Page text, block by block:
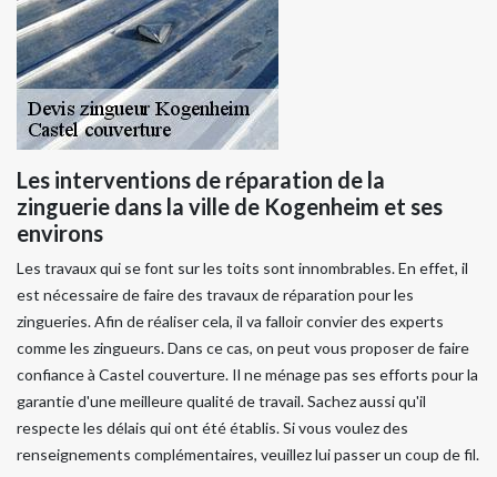
Les interventions de réparation de la
zinguerie dans la ville de Kogenheim et ses
environs
Les travaux qui se font sur les toits sont innombrables. En effet, il
est nécessaire de faire des travaux de réparation pour les
zingueries. Afin de réaliser cela, il va falloir convier des experts
comme les zingueurs. Dans ce cas, on peut vous proposer de faire
confiance à Castel couverture. Il ne ménage pas ses efforts pour la
garantie d'une meilleure qualité de travail. Sachez aussi qu'il
respecte les délais qui ont été établis. Si vous voulez des
renseignements complémentaires, veuillez lui passer un coup de fil.